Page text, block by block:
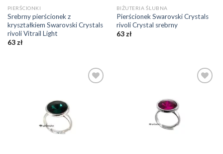
PIERŚCIONKI
Srebrny pierścionek z
kryształkiem Swarovski Crystals
rivoli Vitrail Light
63zł
BIŻUTERIA ŚLUBNA
Pierścionek Swarovski Crystals
rivoli Crystal srebrny
63zł